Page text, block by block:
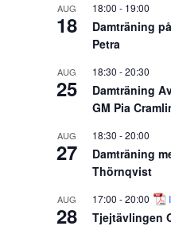
AUG
18
18:00 - 19:00
Damträning
Petra
AUG
25
18:30 -20:30
Damträning
GM Pia
AUG
27
18:30 -20:00
Damträning
Thörnqvist
AUG
28
17:00 -20:00
Tjejtävlingen